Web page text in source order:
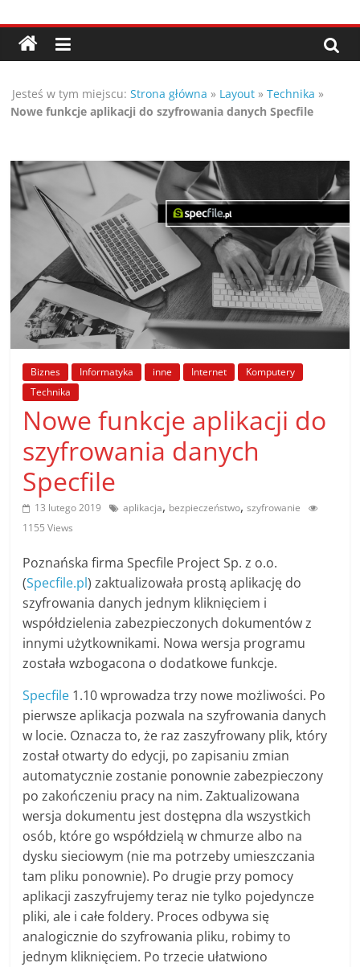
do
treści
Porady,
wskazówki
oraz
ciekawe
rady
poznaj
te
poradniki.
Porady
praktyczne
porady
wskazówki
na
każdy
temat
Jesteś w tym miejscu: Strona główna » Layout »Technika »
Nowe funkcje aplikacji do szyfrowania danych Specfile
Biznes Informatyka inne Internet
Komputery
Technika
Nowe funkcje aplikacji do
szyfrowania danych
Specfile
13 lutego 2019 aplikacja, bezpieczeństwo,szyfrowanie
1155 Views
Poznańska firma Specfile Project Sp. z o.o.
(Specfile.pl) zaktualizowała prostą aplikację do
szyfrowania danych jednym kliknięciem i
współdzielenia zabezpieczonych dokumentów z
innymi użytkownikami. Nowa wersja programu
została wzbogacona o dodatkowe funkcje.
Specfile 1.10 wprowadza trzy nowe możliwości. Po
pierwsze aplikacja pozwala na szyfrowania danych
w locie. Oznacza to, że raz zaszyfrowany plik, który
został otwarty do edycji, po zapisaniu zmian
automatycznie zostanie ponownie zabezpieczony
po zakończeniu pracy na nim. Zaktualizowana
wersja dokumentu jest dostępna dla wszystkich
osób, które go współdzielą w chmurze albo na
dysku sieciowym (nie ma potrzeby umieszczania
tam pliku ponownie). Po drugie przy pomocy
aplikacji zaszyfrujemy teraz nie tylko pojedyncze
pliki, ale i całe foldery. Proces odbywa się
analogicznie do szyfrowania pliku, robimy to
jednym kliknięciem. Po trzecie ułatwiono